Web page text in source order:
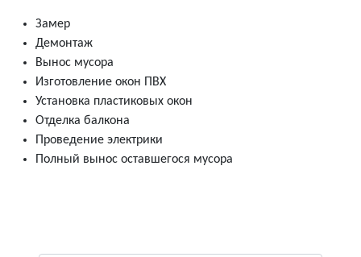
Замер
Демонтаж
Вынос мусора
Изготовление окон ПВХ
Установка пластиковых окон
Отделка балкона
Проведение электрики
Полный вынос оставшегося мусора